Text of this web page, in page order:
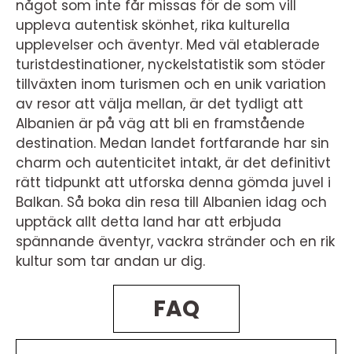
något som inte får missas för de som vill
uppleva autentisk skönhet, rika kulturella
upplevelser och äventyr. Med väl etablerade
turistdestinationer, nyckelstatistik som stöder
tillväxten inom turismen och en unik variation
av resor att välja mellan, är det tydligt att
Albanien är på väg att bli en framstående
destination. Medan landet fortfarande har sin
charm och autenticitet intakt, är det definitivt
rätt tidpunkt att utforska denna gömda juvel i
Balkan. Så boka din resa till Albanien idag och
upptäck allt detta land har att erbjuda
spännande äventyr, vackra stränder och en rik
kultur som tar andan ur dig.
FAQ